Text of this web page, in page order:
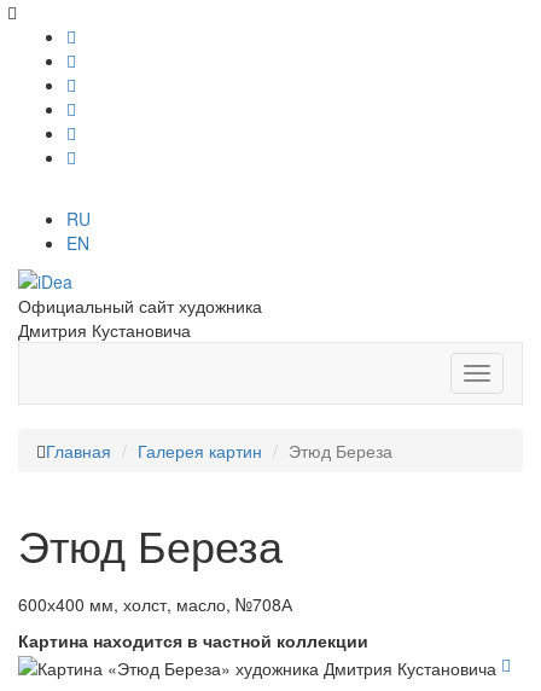
RU
EN
Официальный сайт художника
Дмитрия Кустановича
Главная Галерея картин Этюд Береза
Этюд Береза
600х400 мм, холст, масло, №708А
Картина находится в частной коллекции